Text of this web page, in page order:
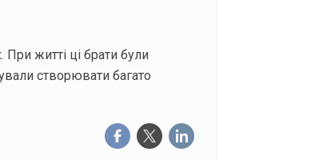
При житті ці брати були
створювати багато